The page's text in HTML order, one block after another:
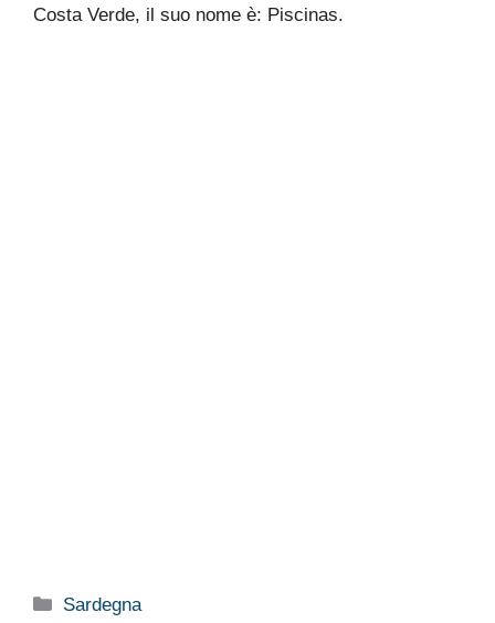
Costa Verde, il suo nome è: Piscinas.
Categorie
Sardegna